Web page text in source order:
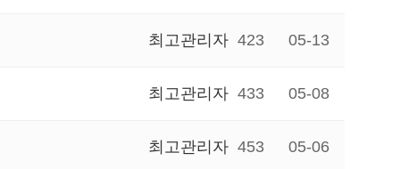
최고관리자 423 05-13
최고관리자 433 05-08
최고관리자 453 05-06